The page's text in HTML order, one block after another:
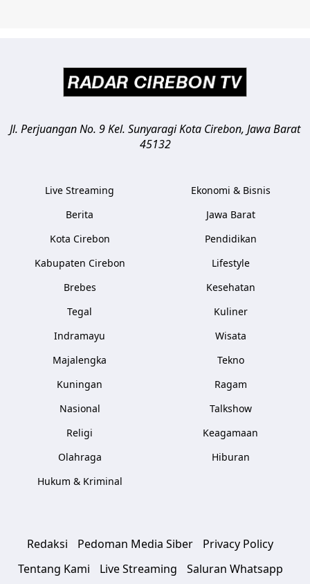
Jl. Perjuangan No. 9 Kel. SunyaragiKota Cirebon, Jawa Barat
45132
Live Streaming
Berita
Kota Cirebon
Kabupaten Cirebon
Brebes
Tegal
Indramayu
Majalengka
Kuningan
Nasional
Religi
Olahraga
Hukum & Kriminal
Ekonomi & Bisnis
Jawa Barat
Pendidikan
Lifestyle
Kesehatan
Kuliner
Wisata
Tekno
Ragam
Talkshow
Keagamaan
Hiburan
Redaksi Pedoman Media Siber
Privacy Policy
Tentang Kami
Live Streaming Saluran Whatsapp